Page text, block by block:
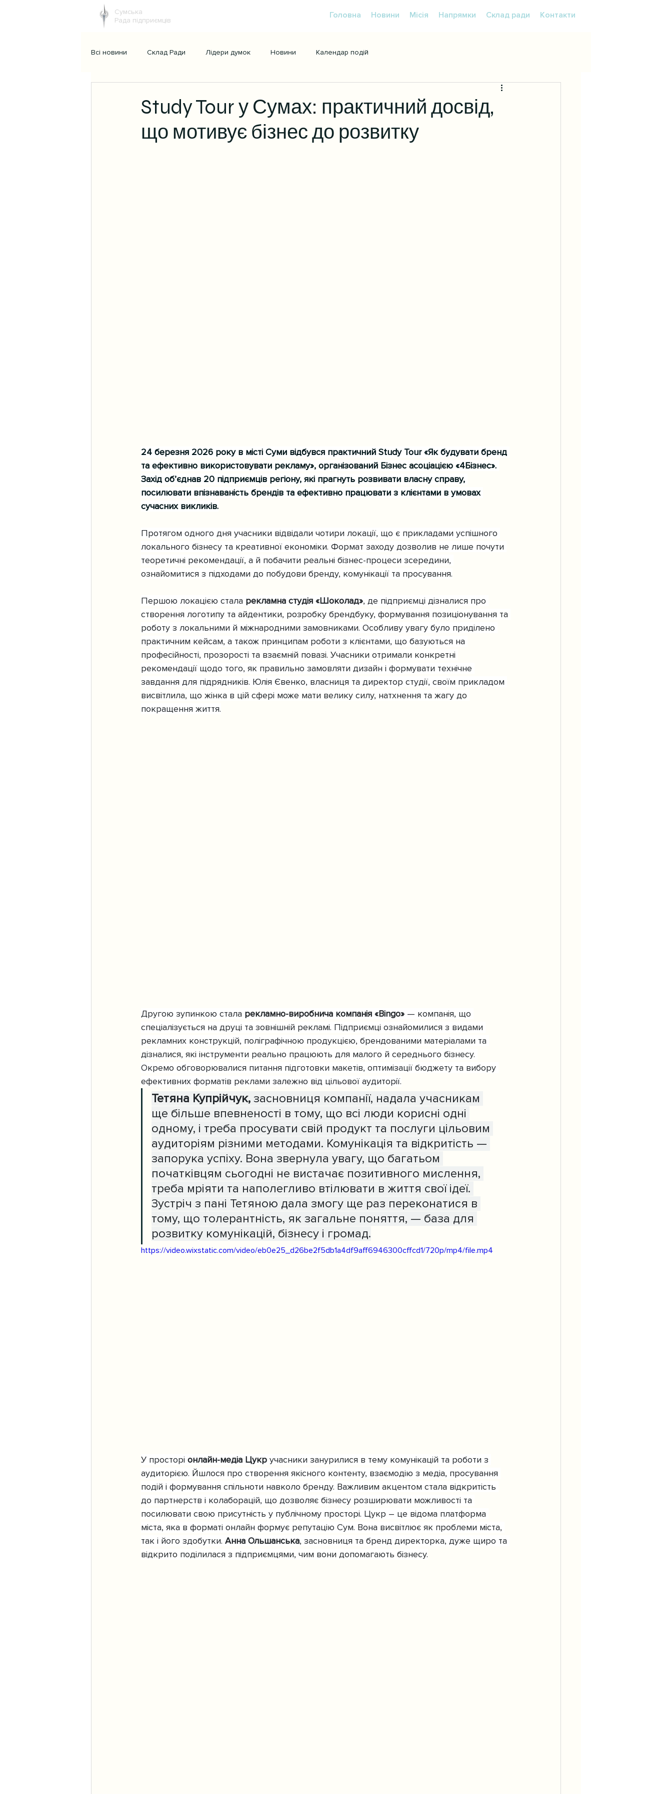
Сумська
Рада підприємців
Головна Новини Місія Напрямки Склад ради Контакти
Всі новини Склад Ради Лідери думок Новини Календар подій
Study Tour у Сумах: практичний досвід,
що мотивує бізнес до розвитку
24 березня 2026 року в місті Суми відбувся практичний Study Tour «Як будувати бренд
та ефективно використовувати рекламу», організований Бізнес асоціацією «4Бізнес».
Захід об’єднав 20 підприємців регіону, які прагнуть розвивати власну справу,
посилювати впізнаваність брендів та ефективно працювати з клієнтами в умовах
сучасних викликів.
Протягом одного дня учасники відвідали чотири локації, що є прикладами успішного
локального бізнесу та креативної економіки. Формат заходу дозволив не лише почути
теоретичні рекомендації, а й побачити реальні бізнес-процеси зсередини,
ознайомитися з підходами до побудови бренду, комунікації та просування.
Першою локацією стала рекламна студія «Шоколад», де підприємці дізналися про
створення логотипу та айдентики, розробку брендбуку, формування позиціонування та
роботу з локальними й міжнародними замовниками. Особливу увагу було приділено
практичним кейсам, а також принципам роботи з клієнтами, що базуються на
професійності, прозорості та взаємній повазі. Учасники отримали конкретні
рекомендації щодо того, як правильно замовляти дизайн і формувати технічне
завдання для підрядників. Юлія Євенко, власниця та директор студії, своїм прикладом
висвітлила, що жінка в цій сфері може мати велику силу, натхнення та жагу до
покращення життя.
Другою зупинкою стала рекламно-виробнича компанія «Bingo» — компанія, що
спеціалізується на друці та зовнішній рекламі. Підприємці ознайомилися з видами
рекламних конструкцій, поліграфічною продукцією, брендованими матеріалами та
дізналися, які інструменти реально працюють для малого й середнього бізнесу.
Окремо обговорювалися питання підготовки макетів, оптимізації бюджету та вибору
ефективних форматів реклами залежно від цільової аудиторії.
Тетяна Купрійчук, засновниця компанії, надала учасникам
ще більше впевненості в тому, що всі люди корисні одні
одному, і треба просувати свій продукт та послуги цільовим
аудиторіям різними методами. Комунікація та відкритість —
запорука успіху. Вона звернула увагу, що багатьом
початківцям сьогодні не вистачає позитивного мислення,
треба мріяти та наполегливо втілювати в життя свої ідеї.
Зустріч з пані Тетяною дала змогу ще раз переконатися в
тому, що толерантність, як загальне поняття, — база для
розвитку комунікацій, бізнесу і громад.
https://video.wixstatic.com/video/eb0e25_d26be2f5db1a4df9aff6946300cffcd1/720p/mp4/file.mp4
У просторі онлайн-медіа Цукр учасники занурилися в тему комунікацій та роботи з
аудиторією. Йшлося про створення якісного контенту, взаємодію з медіа, просування
подій і формування спільноти навколо бренду. Важливим акцентом стала відкритість
до партнерств і колаборацій, що дозволяє бізнесу розширювати можливості та
посилювати свою присутність у публічному просторі. Цукр – це відома платформа
міста, яка в форматі онлайн формує репутацію Сум. Вона висвітлює як проблеми міста,
так і його здобутки. Анна Ольшанська, засновниця та бренд директорка, дуже щиро та
відкрито поділилася з підприємцями, чим вони допомагають бізнесу.